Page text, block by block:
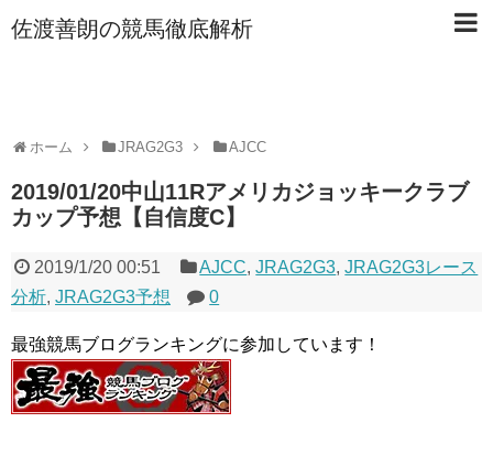
佐渡善朗の競馬徹底解析
ホーム JRAG2G3 AJCC
2019/01/20中山11Rアメリカジョッキークラブ
カップ予想【自信度C】
2019/1/20 00:51 AJCC,JRAG2G3,JRAG2G3レース
分析, JRAG2G3予想 0
最強競馬ブログランキングに参加しています！